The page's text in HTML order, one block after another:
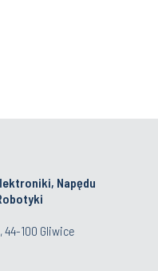
Napędu
44-100 Gliwice